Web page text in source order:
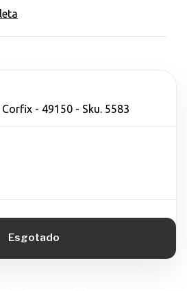
- 49150 - Sku. 5583